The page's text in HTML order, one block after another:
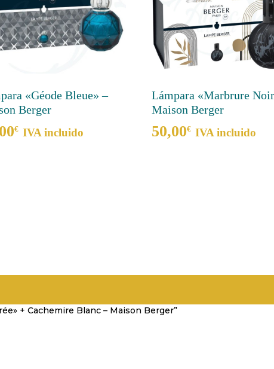
«Géode Bleue» –
Berger
€ IVA incluido
Lámpara «Marbrure
Maison Berger
50,00€ IVA incluido
+ Cachemire Blanc – Maison Berger”